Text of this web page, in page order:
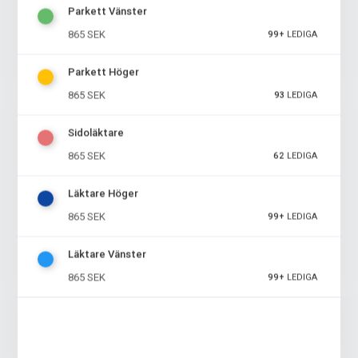
Parkett Vänster
99+ LEDIGA
865 SEK
Parkett Höger
93 LEDIGA
865 SEK
Sidoläktare
62 LEDIGA
865 SEK
Läktare Höger
99+ LEDIGA
865 SEK
Läktare Vänster
99+ LEDIGA
865 SEK
hyllning till rockhistoriens största band – missa
inte detta spektakel!
Serviceavgift inkl bevakad garderob 50 kr